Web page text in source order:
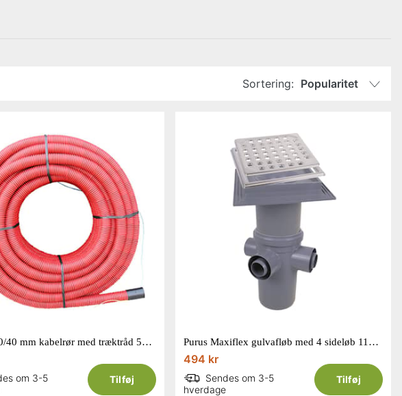
Sortering: Popularitet
Pipelife 50/40 mm kabelrør med træktråd 50 m
om 3-5
Tilføj
Purus Maxiflex gulvafløb med 4 sideløb 110 mm
494 kr
Sendes om 3-5
hverdage
Tilføj